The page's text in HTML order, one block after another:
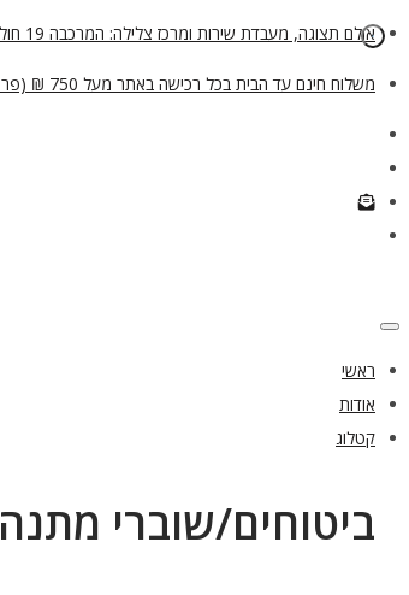
אולם תצוגה, מעבדת שירות ומרכז צלילה: המרכבה 19 חולון
משלוח חינם עד הבית בכל רכישה באתר מעל 750 ₪ (פרט למיכלים)
ראשי
אודות
קטלוג
ביטוחים/שוברי מתנה